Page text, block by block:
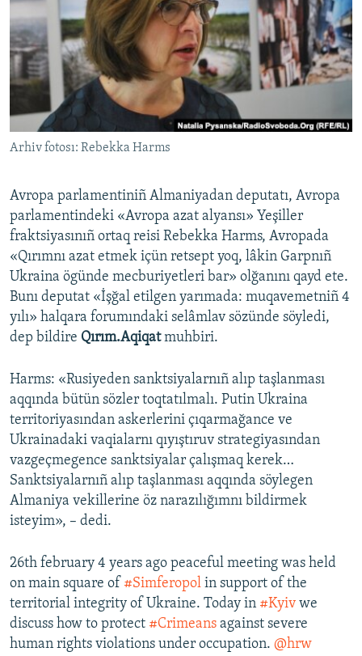
BLOGLAR
FİKİR
Русский
Українською
QOŞULIÑIZ!
RFE/RS bütün saytları
Arhiv fotosı: Rebekka Harms
Avropa parlamentiniñ Almaniyadan deputatı, Avropa
parlamentindeki «Avropa azat alyansı» Yeşiller
fraktsiyasınıñ ortaq reisi Rebekka Harms, Avropada
«Qırımnı azat etmek içün retsept yoq, lâkin Garpnıñ
Ukraina ögünde mecburiyetleri bar» olğanını qayd ete.
Bunı deputat «İşğal etilgen yarımada: muqavemetniñ 4
yılı» halqara forumındaki selâmlav sözünde söyledi,
dep bildire Qırım.Aqiqatmuhbiri.
Harms: «Rusiyeden sanktsiyalarnıñ alıp taşlanması
aqqında bütün sözler toqtatılmalı. Putin Ukraina
territoriyasından askerlerini çıqarmağance ve
Ukrainadaki vaqialarnı qıyıştıruv strategiyasından
vazgeçmegence sanktsiyalar çalışmaq kerek…
Sanktsiyalarnıñ alıp taşlanması aqqında söylegen
Almaniya vekillerine öz narazılığımnı bildirmek
isteyim», – dedi.
26th february 4 years ago peaceful meeting was held
on main square of #Simferopol in support of the
territorial integrity of Ukraine. Today in #Kyiv we
discuss how to protect #Crimeans against severe
human rights violations under occupation. @hrw